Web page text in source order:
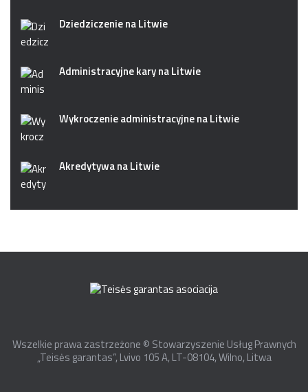
Dziedziczenie na Litwie
Administracyjne kary na Litwie
Wykroczenie administracyjne na Litwie
Akredytywa na Litwie
Wszelkie prawa zastrzeżone © Stowarzyszenie Usług Prawnych
„Teisės garantas”, Lvivo 105 A, LT-08104, Wilno, Litwa